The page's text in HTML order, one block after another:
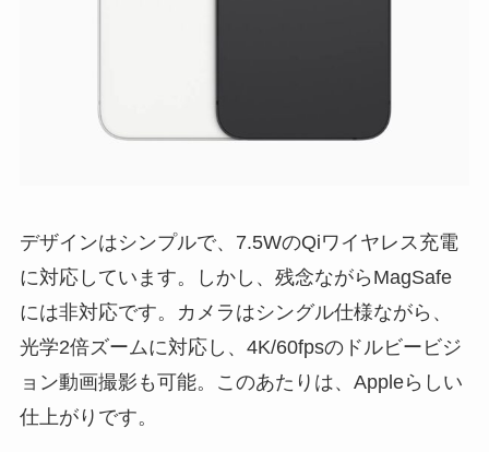
デザインはシンプルで、7.5WのQiワイヤレス充電
に対応しています。しかし、残念ながらMagSafe
には非対応です。カメラはシングル仕様ながら、
光学2倍ズームに対応し、4K/60fpsのドルビービジ
ョン動画撮影も可能。このあたりは、Appleらしい
仕上がりです。